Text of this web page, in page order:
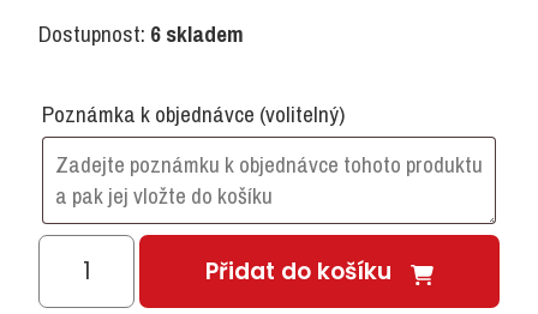
Dostupnost: 6 skladem
Poznámka k objednávce (volitelný)
Kyblík
množství
Přidat do košíku